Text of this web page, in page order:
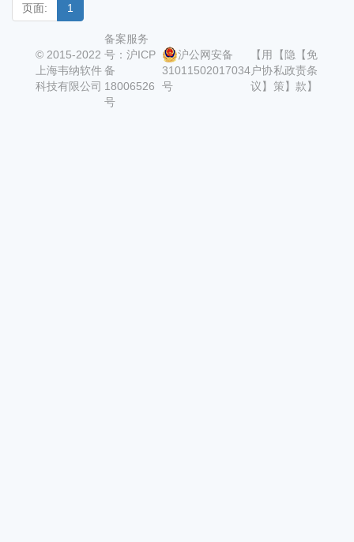
页面: 1
© 2015-2022
上海韦纳软件
科技有限公司
备案服务
号：沪ICP
备
18006526
号
沪公网安备
31011502017034
号
【用
户协
议】
【隐
私政
策】
【免
责条
款】